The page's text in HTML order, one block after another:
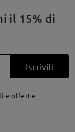
il 15% di
Iscriviti
e offerte